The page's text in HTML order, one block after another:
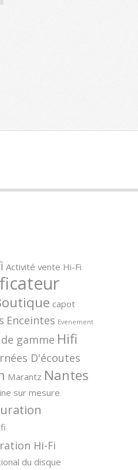
Activité vente Hi-Fi
capot
Enceintes Evenement
gamme Hifi
D'écoutes
Marantz Nantes
sur mesure
Hi-Fi
du disque